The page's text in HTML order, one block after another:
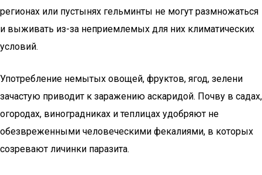
регионах или пустынях гельминты не могут размножаться
и выживать из-за неприемлемых для них климатических
условий.
Употребление немытых овощей, фруктов, ягод, зелени
зачастую приводит к заражению аскаридой. Почву в садах,
огородах, виноградниках и теплицах удобряют не
обезвреженными человеческими фекалиями, в которых
созревают личинки паразита.